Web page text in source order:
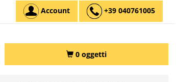
Account +39 040761005
0 oggetti